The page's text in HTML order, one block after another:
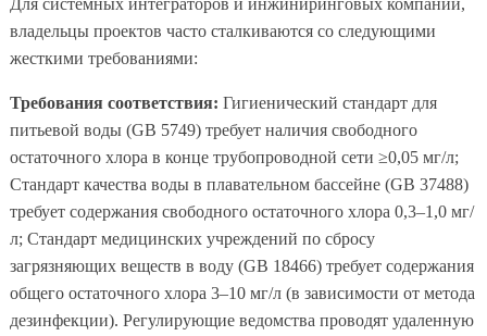
владельцы проектов часто сталкиваются со следующими
жесткими требованиями:
Требования соответствия: Гигиенический стандарт для
питьевой воды (GB 5749) требует наличия свободного
остаточного хлора в конце трубопроводной сети ≥0,05 мг/л;
Стандарт качества воды в плавательном бассейне (GB 37488)
требует содержания свободного остаточного хлора 0,3–1,0 мг/
л; Стандарт медицинских учреждений по сбросу
загрязняющих веществ в воду (GB 18466) требует содержания
общего остаточного хлора 3–10 мг/л (в зависимости от метода
дезинфекции). Регулирующие ведомства проводят удаленную